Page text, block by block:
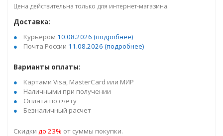
Цена действительна только для интернет-магазина.
Доставка:
Курьером 10.08.2026 (подробнее)
Почта России 11.08.2026 (подробнее)
Варианты оплаты:
Картами Visa, MasterCard или МИР
Наличными при получении
Оплата по счету
Безналичный расчет
Скидки до 23% от суммы покупки.